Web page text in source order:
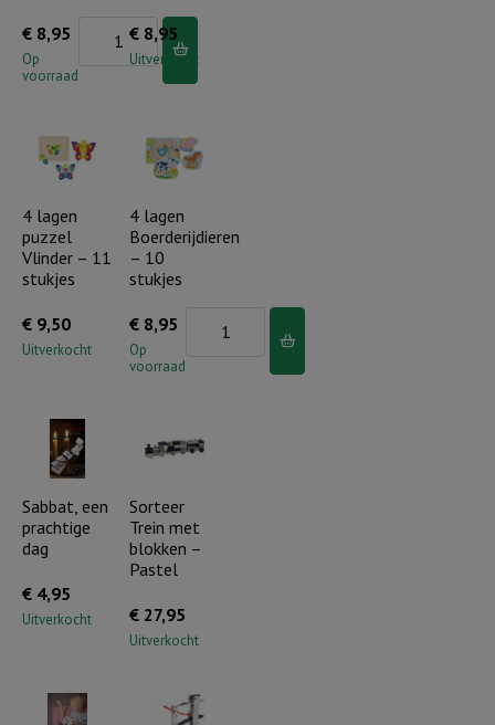
€ 8,95
Op
voorraad
Geboortepuzzel
Roze
hout)
€ 8,95
Uitverkocht
4 lagen
puzzel
Vlinder – 11
stukjes
€ 9,50
Uitverkocht
4 lagen
Boerderijdieren
– 10
stukjes
€ 8,95
Op
voorraad
Boerderijdieren
10
Sabbat, een
prachtige
dag
€ 4,95
Uitverkocht
Sorteer
Trein met
blokken –
Pastel
€ 27,95
Uitverkocht